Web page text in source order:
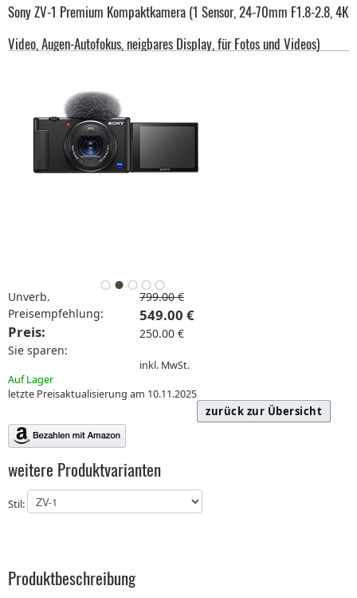
Sony ZV-1 Premium Kompaktkamera (1 Sensor, 24-70mm F1.8-2.8, 4K
Video, Augen-Autofokus, neigbares Display, für Fotos und Videos)
Unverb.
Preisempfehlung:
799.00 €
Preis:
549.00 €
Sie sparen:
250.00 €
inkl. MwSt.
Auf Lager
letzte Preisaktualisierung am 10.11.2025
zurück zur Übersicht
weitere Produktvarianten
Stil:
Produktbeschreibung